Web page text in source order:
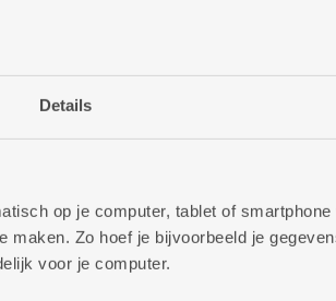
Details
op je computer, tablet of
maken. Zo hoef je bijvoorbeeld je
voor je computer.